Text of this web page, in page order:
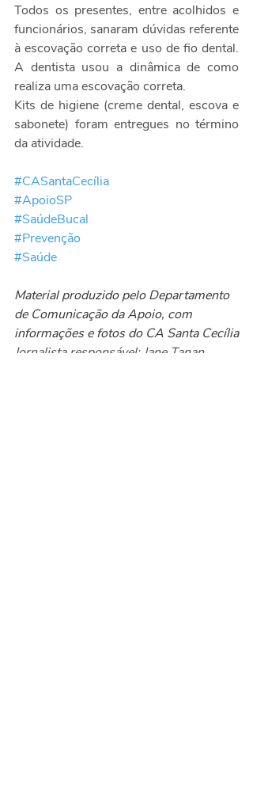
Todos os presentes, entre acolhidos e
funcionários, sanaram dúvidas referente
à escovação correta e uso de fio dental.
A dentista usou a dinâmica de como
realiza uma escovação correta.
Kits de higiene (creme dental, escova e
sabonete) foram entregues no término
da atividade.
#CASantaCecília
#ApoioSP
#SaúdeBucal
#Prevenção
#Saúde
Material produzido pelo Departamento
de Comunicação da Apoio, com
informações e fotos do CA Santa Cecília
Jornalista responsável: Jane Tanan